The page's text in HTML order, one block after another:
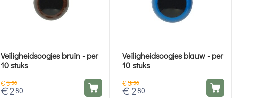
Veiligheidsoogjes bruin - per
10 stuks
€3 50
€ 2 80
Veiligheidsoogjes blauw - per
10 stuks
€3 50
€ 2 80